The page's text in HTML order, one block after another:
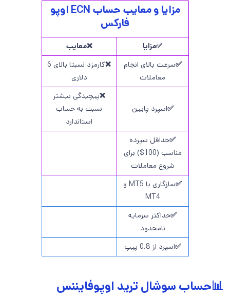
مزایا و معایب حساب ECN اوپو
فارکس
✅مزایا
❌معایب
✅سرعت بالای انجام
معاملات
❌
کارمزد نسبتا بالای 6
دلاری
✅اسپرد پایین
❌پیچیدگی بیشتر
نسبت به حساب
استاندارد
✅حداقل سپرده
مناسب (100$) برای
شروع معاملات
✅
سازگاری با MT5 و
MT4
✅حداکثر سرمایه
نامحدود
✅اسپرد از 0.8 پیپ
📊حساب سوشال ترید اوپوفایننس